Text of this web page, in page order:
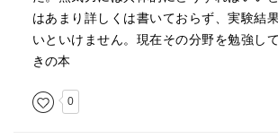
はあまり詳しくは書いておらず、実験結
いといけません。現在その分野を勉強し
きの本
0